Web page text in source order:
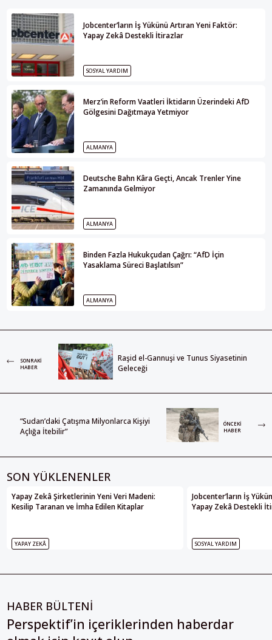
Jobcenter’ların İş Yükünü Artıran Yeni Faktör:
Yapay Zekâ Destekli İtirazlar
SOSYAL YARDIM
Merz’in Reform Vaatleri İktidarın Üzerindeki AfD
Gölgesini Dağıtmaya Yetmiyor
ALMANYA
Deutsche Bahn Kâra Geçti, Ancak Trenler Yine
Zamanında Gelmiyor
ALMANYA
Binden Fazla Hukukçudan Çağrı: “AfD İçin
Yasaklama Süreci Başlatılsın”
ALMANYA
SONRAKI
HABER
Raşid el-Gannuşi ve Tunus Siyasetinin
Geleceği
“Sudan’daki Çatışma Milyonlarca Kişiyi
Açlığa İtebilir”
ÖNCEKI
HABER
SON YÜKLENENLER
Yapay Zekâ Şirketlerinin Yeni Veri Madeni:
Kesilip Taranan ve İmha Edilen Kitaplar
YAPAY ZEKÂ
Jobcenter’ların İş
Yapay Zekâ Destekli
SOSYAL YARDIM
HABER BÜLTENİ
Perspektif’in içeriklerinden haberdar